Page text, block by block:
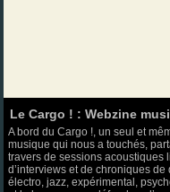
Le Cargo ! : Webzine
A bord du Cargo !, un seul et
musique qui nous a touchés,
travers de sessions acoustiques
d’interviews et de chroniques
électro, jazz, expérimental,